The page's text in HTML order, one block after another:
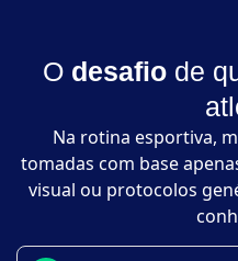
O desafiode
Na rotina esportiva,
tomadas com base
visual ou protocolos